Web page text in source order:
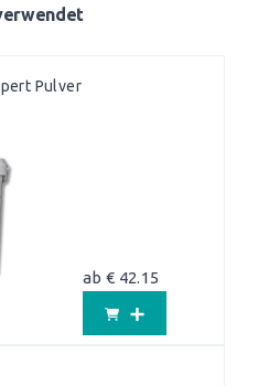
Pulver
ab € 42.15